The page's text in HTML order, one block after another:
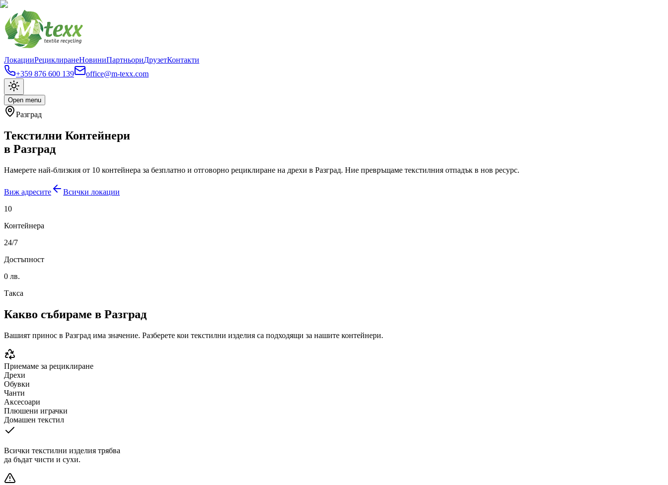
ЛокацииРециклиранеНовиниПартньориДрузетКонтакти
+359 876 600 139
office@m-texx.com
Open menu
Разград
Текстилни Контейнери
в Разград
Намерете най-близкия от 10 контейнера за безплатно и отговорно рециклиране на дрехи в Разград. Ние превръщаме текстилния отпадък в нов ресурс.
Виж адресите
Всички локации
10
Контейнера
24/7
Достъпност
0 лв.
Такса
Какво събираме в Разград
Вашият принос в Разград има значение. Разберете кои текстилни изделия са подходящи за нашите контейнери.
Приемаме за рециклиране
Дрехи
Обувки
Чанти
Аксесоари
Плюшени играчки
Домашен текстил
Всички текстилни изделия трябва
да бъдат чисти и сухи.